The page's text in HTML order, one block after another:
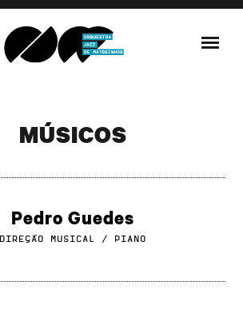
MÚSICOS
Pedro Guedes
DIREÇÃO MUSICAL / PIANO